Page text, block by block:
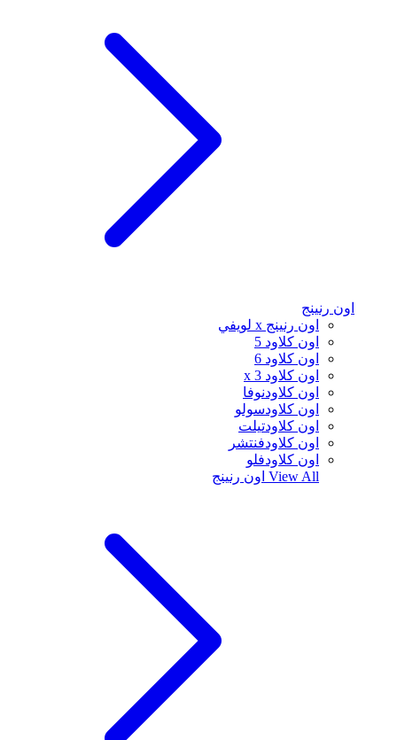
اون رنينج
اون رنينج x لويفي
اون كلاود 5
اون كلاود 6
اون كلاود x 3
اون كلاودنوفا
اون كلاودسولو
اون كلاودتيلت
اون كلاودفنتشر
اون كلاودفلو
View All اون رنينج